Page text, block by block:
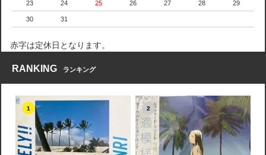
23 24 25 26 27 28 29
30 31
赤字は定休日となります。
RANKING ランキング
1 2